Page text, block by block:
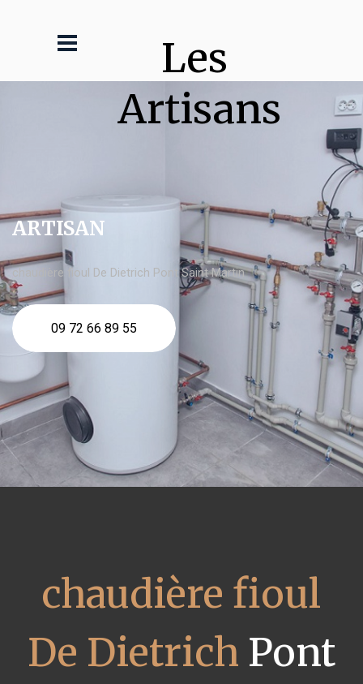
Les
Artisans
ARTISAN
chaudière fioul De Dietrich Pont Saint Martin
09 72 66 89 55
chaudière fioul
De Dietrich Pont